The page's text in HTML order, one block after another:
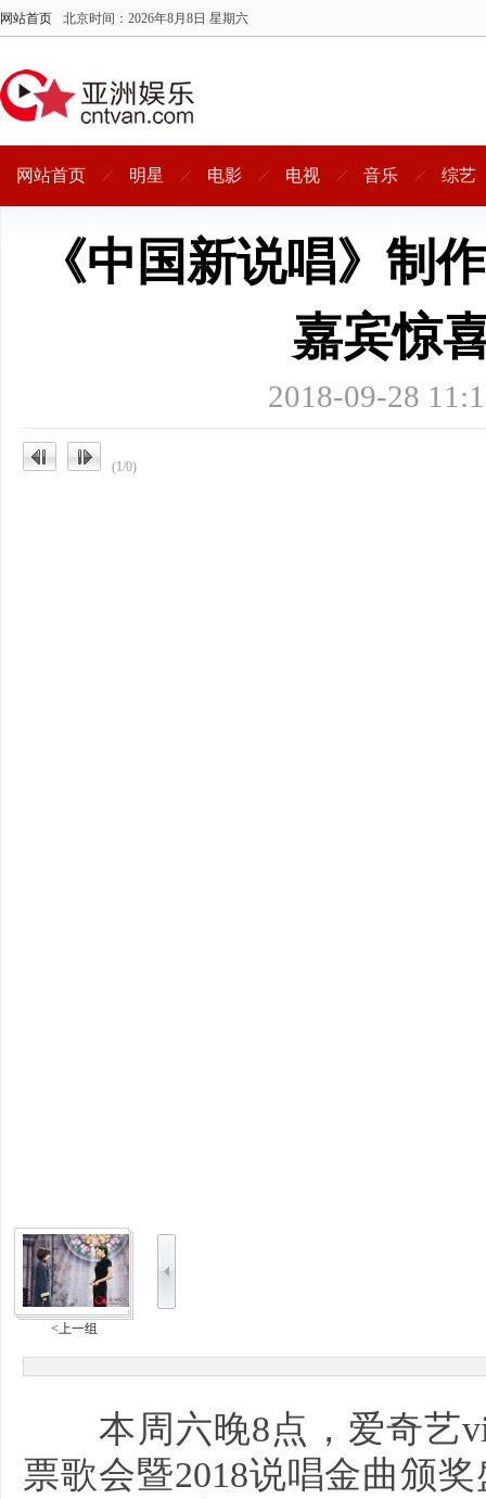
网站首页 北京时间： 2026年8月8日 星期六
网站首页 明星 电影 电视 音乐 综艺
《中国新说唱》制
嘉宾惊
2018-09-28
(1/0)
<上一组
本周六晚8点，爱奇艺
票歌会暨2018说唱金曲颁